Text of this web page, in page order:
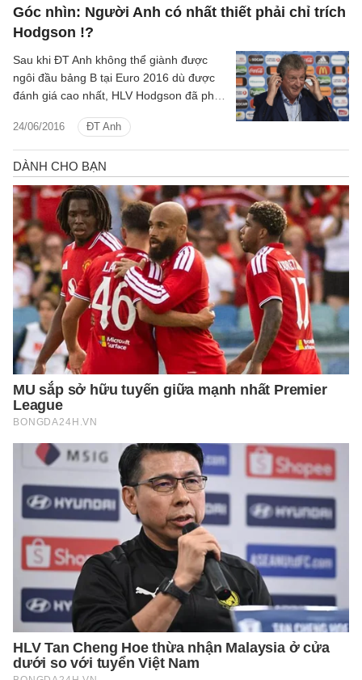
Góc nhìn: Người Anh có nhất thiết phải chỉ trích
Hodgson !?
24/06/2016 ĐT Anh
Sau khi ĐT Anh không thể giành được
ngôi đầu bảng B tại Euro 2016 dù được
đánh giá cao nhất, HLV Hodgson đã phải
một cách toàn diện, người đứng đầu Tam
sư đã và đang làm được những điều cao
cả mà không phải ai cũng nhận ra.